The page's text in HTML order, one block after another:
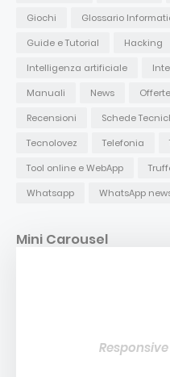
Giochi
Glossario
Guide e Tutorial
Hacking
Intelligenza artificiale
Manuali
News Offerte
Recensioni
Schede
Tecnolovez
Telefonia
Tool online e WebApp
Whatsapp
WhatsApp
Mini Carousel